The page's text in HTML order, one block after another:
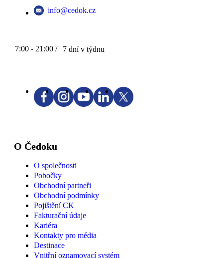
info@cedok.cz
7:00 - 21:00 / 7 dní v týdnu
O Čedoku
O společnosti
Pobočky
Obchodní partneři
Obchodní podmínky
Pojištění CK
Fakturační údaje
Kariéra
Kontakty pro média
Destinace
Vnitřní oznamovací systém